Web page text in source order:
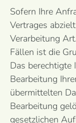
Sofern Ihre
Vertrages
Verarbeitung
Fällen ist die
Das berechtigte
Bearbeitung
übermittelten
Bearbeitung
gesetzlichen